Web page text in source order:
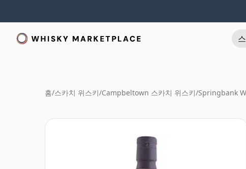
홈/스카치 위스키/Campbeltown 스카치 위스키/Springbank